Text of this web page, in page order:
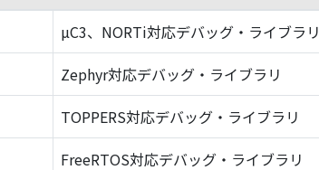
µC3、NORTi対応デバッグ・ライブラリ
Zephyr対応デバッグ・ライブラリ
TOPPERS対応デバッグ・ライブラリ
FreeRTOS対応デバッグ・ライブラリ